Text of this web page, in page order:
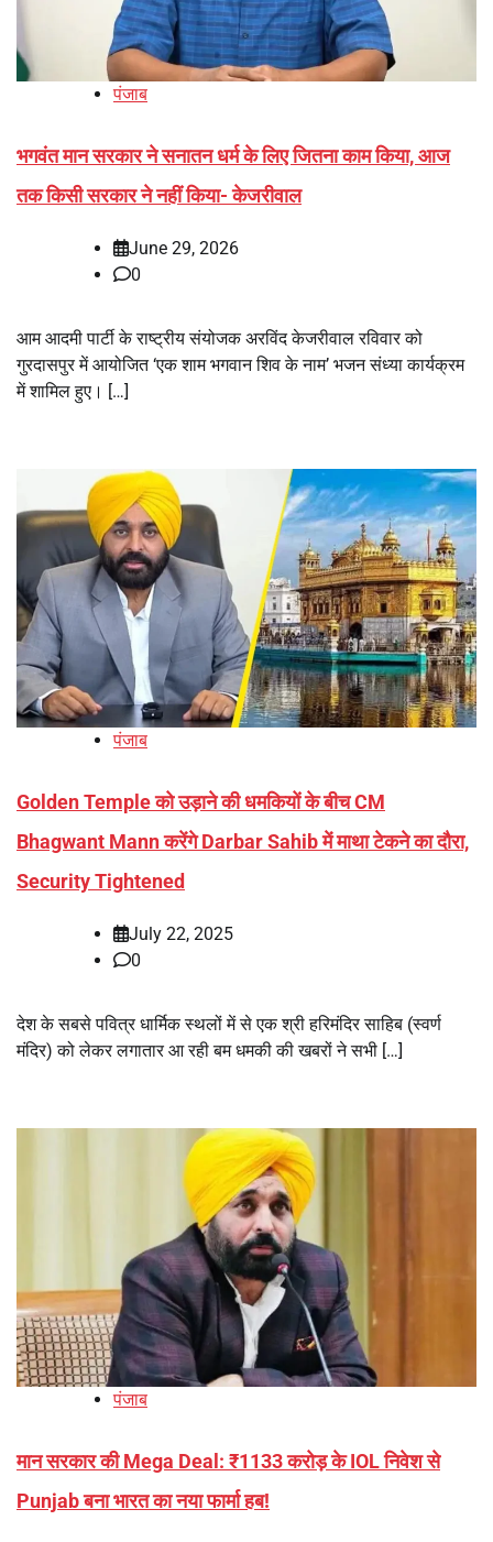
पंजाब
भगवंत मान सरकार ने सनातन धर्म के लिए जितना काम किया, आज
तक किसी सरकार ने नहीं किया- केजरीवाल
June 29, 2026
0
आम आदमी पार्टी के राष्ट्रीय संयोजक अरविंद केजरीवाल रविवार को
गुरदासपुर में आयोजित ‘एक शाम भगवान शिव के नाम’ भजन संध्या कार्यक्रम
में शामिल हुए। […]
पंजाब
Golden Temple को उड़ाने की धमकियों के बीच CM
Bhagwant Mann करेंगे Darbar Sahib में माथा टेकने का दौरा,
Security Tightened
July 22, 2025
0
देश के सबसे पवित्र धार्मिक स्थलों में से एक श्री हरिमंदिर साहिब (स्वर्ण
मंदिर) को लेकर लगातार आ रही बम धमकी की खबरों ने सभी […]
पंजाब
मान सरकार की Mega Deal: ₹1133 करोड़ के IOL निवेश से
Punjab बना भारत का नया फार्मा हब!